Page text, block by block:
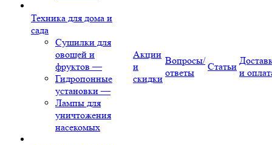
Техника для дома и
сада
Сушилки для
овощей и
фруктов —
Гидропонные
установки —
Лампы для
уничтожения
насекомых
Акции
и
скидки
Вопросы/
ответы
Статьи
и